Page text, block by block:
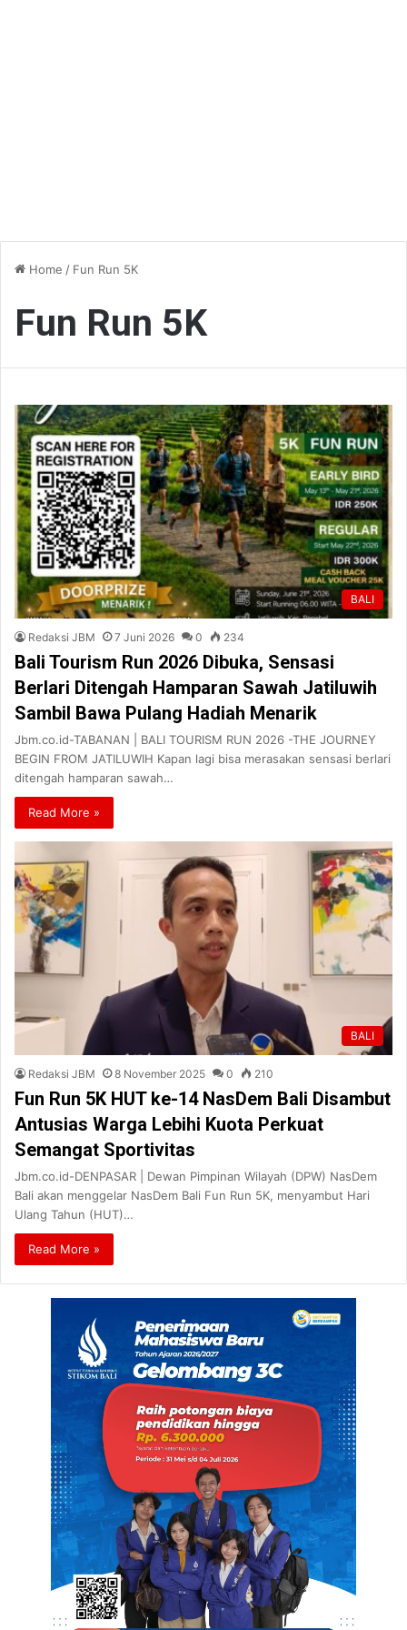
Home / Fun Run 5K
Fun Run 5K
BALI
Redaksi JBM 7 Juni 2026 0 234
Bali Tourism Run 2026 Dibuka, Sensasi
Berlari Ditengah Hamparan Sawah Jatiluwih
Sambil Bawa Pulang Hadiah Menarik
Jbm.co.id-TABANAN | BALI TOURISM RUN 2026 -THE JOURNEY
BEGIN FROM JATILUWIH Kapan lagi bisa merasakan sensasi berlari
ditengah hamparan sawah…
Read More »
BALI
Redaksi JBM 8 November 2025 0 210
Fun Run 5K HUT ke-14 NasDem Bali Disambut
Antusias Warga Lebihi Kuota Perkuat
Semangat Sportivitas
Jbm.co.id-DENPASAR | Dewan Pimpinan Wilayah (DPW) NasDem
Bali akan menggelar NasDem Bali Fun Run 5K, menyambut Hari
Ulang Tahun (HUT)…
Read More »